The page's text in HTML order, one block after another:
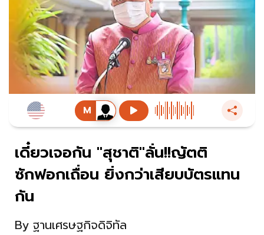
เดี๋ยวเจอกัน "สุชาติ"ลั่น!!ญัตติ
ซักฟอกเถื่อน ยิ่งกว่าเสียบบัตรแทน
กัน
By ฐานเศรษฐกิจดิจิทัล